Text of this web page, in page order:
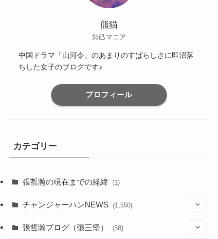
熊猫
知己マニア
中国ドラマ「山河令」のあまりのすばらしさに即沼落
ちした女子のブログです♪
プロフィール
カテゴリー
張哲瀚の現在までの経緯 (1)
チャンジャーハンNEWS (1,550)
(7)
張哲瀚ブログ（張三坚） (58)